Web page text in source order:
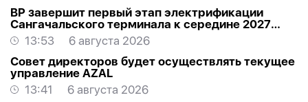
BP завершит первый этап электрификации
Сангачальского терминала к середине 2027
года13:53
6 августа 2026
Совет директоров будет осуществлять текущее
управление AZAL
13:41
6 августа 2026